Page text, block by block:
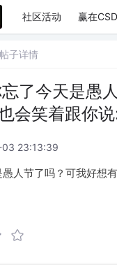
社区活动 赢在
帖子详情
了今天是愚
会笑着跟你说
23:13:39
人节了吗？可我好想